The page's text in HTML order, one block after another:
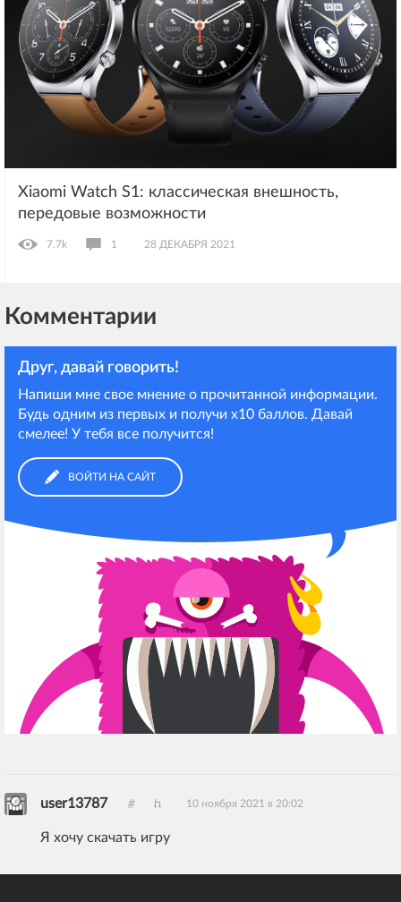
Xiaomi Watch S1: классическая внешность,
передовые возможности
7.7k 1 28 ДЕКАБРЯ 2021
Комментарии
Друг, давай говорить!
Напиши мне свое мнение о прочитанной информации.
Будь одним из первых и получи х10 баллов. Давай
смелее! У тебя все получится!
ВОЙТИ НА САЙТ
user13787 10 ноября 2021 в 20:02
Я хочу скачать игру